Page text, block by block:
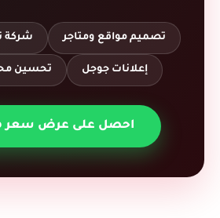
تصميم مواقع ومتاجر شركة
إعلانات جوجل تحسين
احصل على عرض سعر